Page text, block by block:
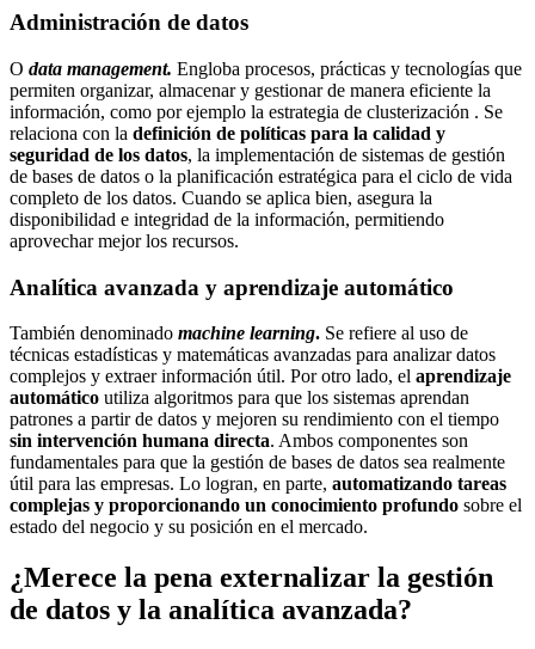
Administración de datos
O data management. Engloba procesos, prácticas y tecnologías que
permiten organizar, almacenar y gestionar de manera eficiente la
información, como por ejemplo la estrategia de clusterización . Se
relaciona con la definición de políticas para la calidad y
seguridad de los datos, la implementación de sistemas de gestión
de bases de datos o la planificación estratégica para el ciclo de vida
completo de los datos. Cuando se aplica bien, asegura la
disponibilidad e integridad de la información, permitiendo
aprovechar mejor los recursos.
Analítica avanzada y aprendizaje automático
También denominado machine learning. Se refiere al uso de
técnicas estadísticas y matemáticas avanzadas para analizar datos
complejos y extraer información útil. Por otro lado, el aprendizaje
automático utiliza algoritmos para que los sistemas aprendan
patrones a partir de datos y mejoren su rendimiento con el tiempo
sin intervención humana directa. Ambos componentes son
fundamentales para que la gestión de bases de datos sea realmente
útil para las empresas. Lo logran, en parte, automatizando tareas
complejas y proporcionando un conocimiento profundo sobre el
estado del negocio y su posición en el mercado.
¿Merece la pena externalizar la gestión
de datos y la analítica avanzada?